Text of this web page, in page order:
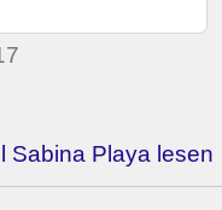
Sabina Playa lesen